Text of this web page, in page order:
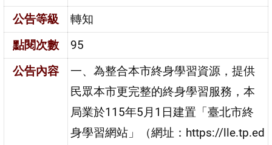
公告等級
轉知
點閱次數
95
公告內容
一、為整合本市終身學習資源，提供
民眾本市更完整的終身學習服務，本
局業於115年5月1日建置「臺北市終
身學習網站」（網址：https://lle.tp.ed